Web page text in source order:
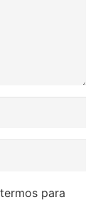
para